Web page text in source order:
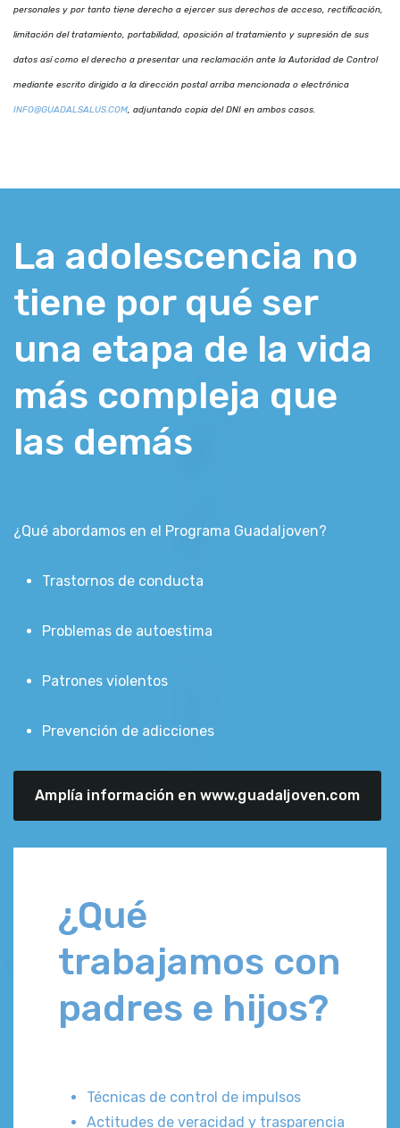
personales y por tanto tiene derecho a ejercer sus derechos de acceso, rectificación,
limitación del tratamiento, portabilidad, oposición al tratamiento y supresión de sus
datos así como el derecho a presentar una reclamación ante la Autoridad de Control
mediante escrito dirigido a la dirección postal arriba mencionada o electrónica
INFO@GUADALSALUS.COM, adjuntando copia del DNI en ambos casos.
La adolescencia no
tiene por qué ser
una etapa de la vida
más compleja que
las demás
¿Qué abordamos en el Programa Guadaljoven?
Trastornos de conducta
Problemas de autoestima
Patrones violentos
Prevención de adicciones
Amplía información en www.guadaljoven.com
¿Qué
trabajamos con
padres e hijos?
Técnicas de control de impulsos
Actitudes de veracidad y trasparencia